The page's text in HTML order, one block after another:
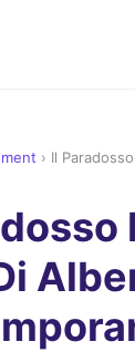
› Il